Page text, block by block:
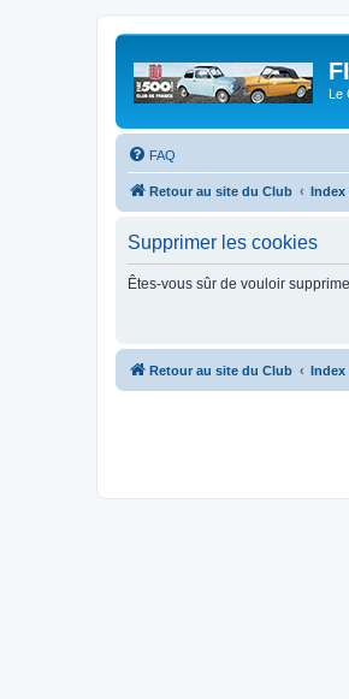
Le
FAQ
Retour au site du Club Index
Supprimer les cookies
Êtes-vous sûr de vouloir
Retour au site du Club Index